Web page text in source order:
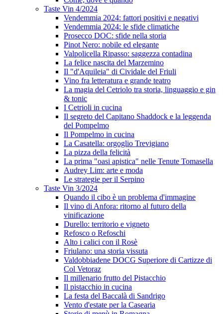
Taste Vin 4/2024
Vendemmia 2024: fattori positivi e negativi
Vendemmia 2024: le sfide climatiche
Prosecco DOC: sfide nella storia
Pinot Nero: nobile ed elegante
Valpolicella Ripasso: saggezza contadina
La felice nascita del Marzemino
Il "d'Aquileia" di Cividale del Friuli
Vino fra letteratura e grande teatro
La magia del Cetriolo tra storia, linguaggio e gin
& tonic
I Cetrioli in cucina
Il segreto del Capitano Shaddock e la leggenda
del Pompelmo
Il Pompelmo in cucina
La Casatella: orgoglio Trevigiano
La pizza della felicità
La prima "oasi apistica" nelle Tenute Tomasella
Audrey Lim: arte e moda
Le strategie per il Serpino
Taste Vin 3/2024
Quando il cibo è un problema d'immagine
Il vino di Anfora: ritorno al futuro della
vinificazione
Durello: territorio e vigneto
Refosco o Refoschi
Alto i calici con il Rosè
Friulano: una storia vissuta
Valdobbiadene DOCG Superiore di Cartizze di
Col Vetoraz
Il millenario frutto del Pistacchio
Il pistacchio in cucina
La festa del Baccalà di Sandrigo
Vento d'estate per la Casearia